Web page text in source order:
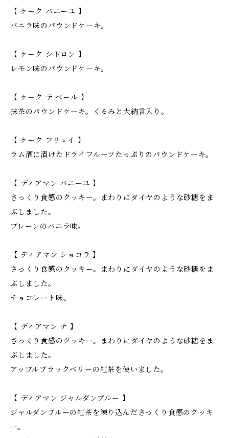
【 ケーク バニーユ 】
バニラ味のパウンドケーキ。
【 ケーク シトロン 】
レモン味のパウンドケーキ。
【 ケーク テ ベール 】
抹茶のパウンドケーキ。くるみと大納言入り。
【 ケーク フリュイ 】
ラム酒に漬けたドライフルーツたっぷりのパウンドケーキ。
【 ディアマン バニーユ 】
さっくり食感のクッキー。まわりにダイヤのような砂糖をま
ぶしました。
プレーンのバニラ味。
【 ディアマン ショコラ 】
さっくり食感のクッキー。まわりにダイヤのような砂糖をま
ぶしました。
チョコレート味。
【 ディアマン テ 】
さっくり食感のクッキー。まわりにダイヤのような砂糖をま
ぶしました。
アップルブラックベリーの紅茶を使いました。
【 ディアマン ジャルダンブルー 】
ジャルダンブルーの紅茶を練り込んださっくり食感のクッキ
ー。